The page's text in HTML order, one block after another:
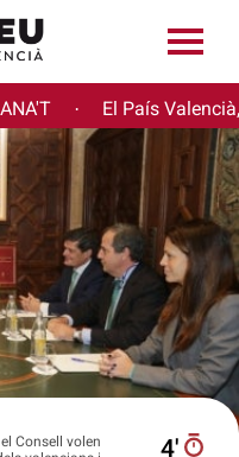
· El País
Consell volen
4′